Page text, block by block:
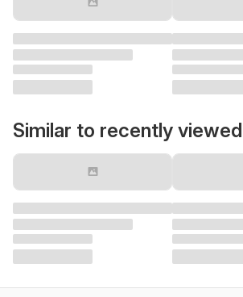
Similar to recently viewed